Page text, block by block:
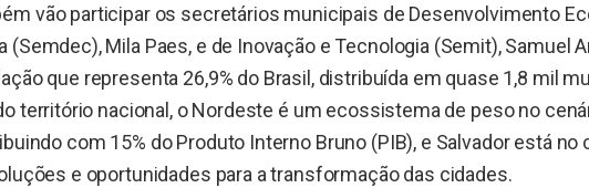
vão participar os secretários municipais de Desenvolvimento
(Semdec), Mila Paes, e de Inovação e Tecnologia (Semit), Samuel
que representa 26,9% do Brasil, distribuída em quase 1,8 mil
território nacional, o Nordeste é um ecossistema de peso no
com 15% do Produto Interno Bruno (PIB), e Salvador está
e oportunidades para a transformação das cidades.